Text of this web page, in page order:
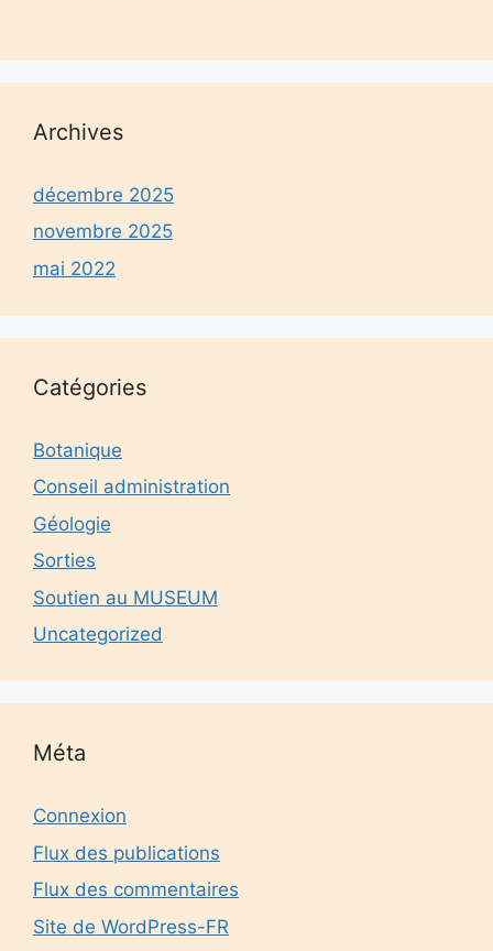
Archives
décembre 2025
novembre 2025
mai 2022
Catégories
Botanique
Conseil administration
Géologie
Sorties
Soutien au MUSEUM
Uncategorized
Méta
Connexion
Flux des publications
Flux des commentaires
Site de WordPress-FR